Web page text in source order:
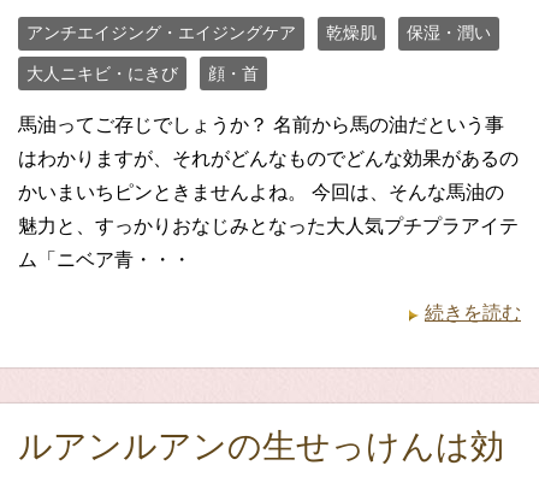
アンチエイジング・エイジングケア 乾燥肌 保湿・潤い
大人ニキビ・にきび 顔・首
馬油ってご存じでしょうか？ 名前から馬の油だという事
はわかりますが、それがどんなものでどんな効果があるの
かいまいちピンときませんよね。 今回は、そんな馬油の
魅力と、すっかりおなじみとなった大人気プチプラアイテ
ム「ニベア青・・・
続きを読む
ルアンルアンの生せっけんは効